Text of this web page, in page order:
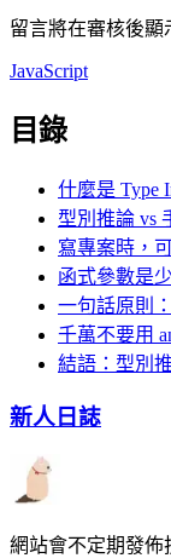
留言將在審核後顯
JavaScript
目錄
什麼是 Type
型別推論 vs
寫專案時，
函式參數是
一句話原則
千萬不要用
結語：型別
新人日誌
網站會不定期發佈